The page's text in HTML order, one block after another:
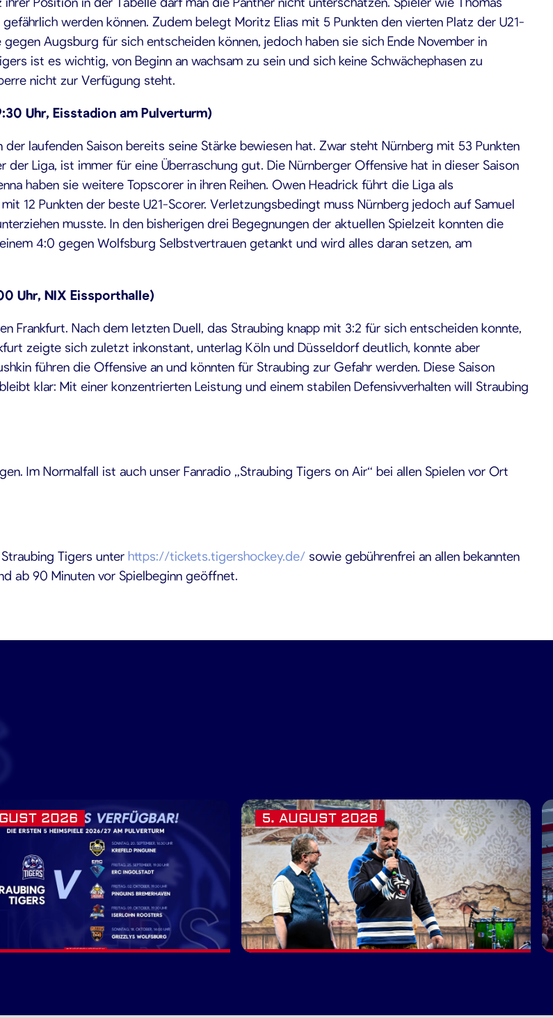
werden können. Zudem belegt Moritz Elias mit 5 Punkten den vierten Platz der U21-
Augsburg für sich entscheiden können, jedoch haben sie sich Ende November in
ist es wichtig, von Beginn an wachsam zu sein und sich keine Schwächephasen zu
nicht zur Verfügung steht.
Uhr, Eisstadion am Pulverturm)
laufenden Saison bereits seine Stärke bewiesen hat. Zwar steht Nürnberg mit 53 Punkten
Liga, ist immer für eine Überraschung gut. Die Nürnberger Offensive hat in dieser Saison
haben sie weitere Topscorer in ihren Reihen. Owen Headrick führt die Liga als
12 Punkten der beste U21-Scorer. Verletzungsbedingt muss Nürnberg jedoch auf Samuel
musste. In den bisherigen drei Begegnungen der aktuellen Spielzeit konnten die
4:0 gegen Wolfsburg Selbstvertrauen getankt und wird alles daran setzen, am
Uhr, NIX Eissporthalle)
Frankfurt. Nach dem letzten Duell, das Straubing knapp mit 3:2 für sich entscheiden konnte,
zeigte sich zuletzt inkonstant, unterlag Köln und Düsseldorf deutlich, konnte aber
führen die Offensive an und könnten für Straubing zur Gefahr werden. Diese Saison
klar: Mit einer konzentrierten Leistung und einem stabilen Defensivverhalten will Straubing
Im Normalfall ist auch unser Fanradio „Straubing Tigers on Air“ bei allen Spielen vor Ort
Tigers unter https://tickets.tigershockey.de/ sowie gebührenfrei an allen bekannten
ab 90 Minuten vor Spielbeginn geöffnet.
2026 5. AUGUST 2026